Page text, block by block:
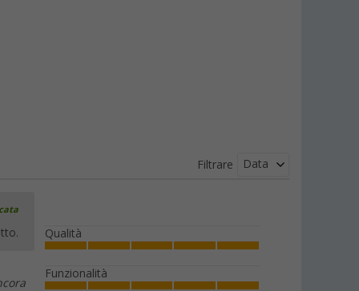
Filtrare Data
Qualità
Funzionalità